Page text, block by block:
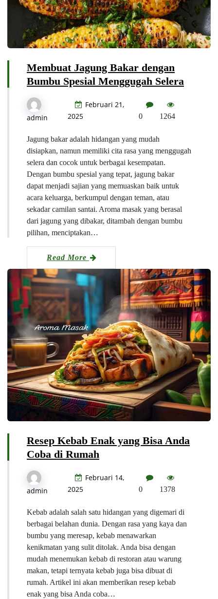
Membuat Jagung Bakar dengan
Bumbu Spesial Menggugah Selera
admin
Februari 21,
2025
0 1264
Jagung bakar adalah hidangan yang mudah
disiapkan, namun memiliki cita rasa yang menggugah
selera dan cocok untuk berbagai kesempatan.
Dengan bumbu spesial yang tepat, jagung bakar
dapat menjadi sajian yang memuaskan baik untuk
acara keluarga, berkumpul dengan teman, atau
sekadar camilan santai. Aroma masak yang berasal
dari jagung yang dibakar, ditambah dengan bumbu
pilihan, menciptakan…
Read More
Resep Kebab Enak yang Bisa Anda
Coba di Rumah
admin
Februari 14,
2025
0 1378
Kebab adalah salah satu hidangan yang digemari di
berbagai belahan dunia. Dengan rasa yang kaya dan
bumbu yang meresap, kebab menawarkan
kenikmatan yang sulit ditolak. Anda bisa dengan
mudah menemukan kebab di restoran atau warung
makan, tetapi ternyata kebab juga bisa dibuat di
rumah. Artikel ini akan memberikan resep kebab
enak yang bisa Anda coba…